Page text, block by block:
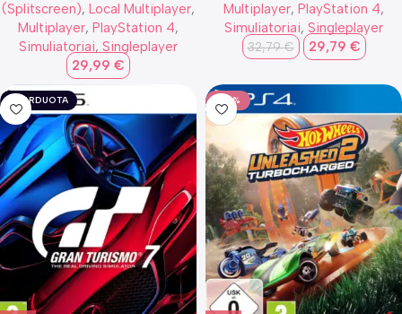
(Splitscreen), Local Multiplayer,
Multiplayer, PlayStation 4,
Simuliatoriai, Singleplayer
29,99 €
Multiplayer, PlayStation 4,
Simuliatoriai, Singleplayer
32,79€ 29,79 €
IŠPARDUOTA -29%